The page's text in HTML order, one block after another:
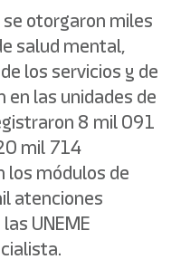
otorgaron miles
salud mental,
los servicios y de
en las unidades de
8 mil 091
mil 714
los módulos de
atenciones
UNEME